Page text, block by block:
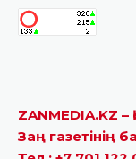
ZANMEDIA.KZ
Заң газетінің